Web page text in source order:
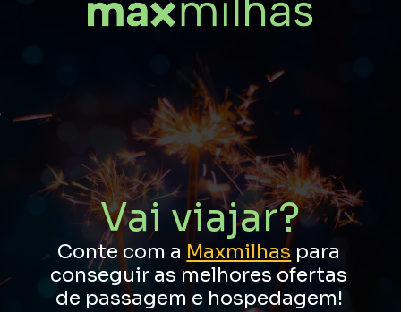
Conte com a Maxmilhas para
conseguir as melhores ofertas
de passagem e hospedagem!
Vai viajar?